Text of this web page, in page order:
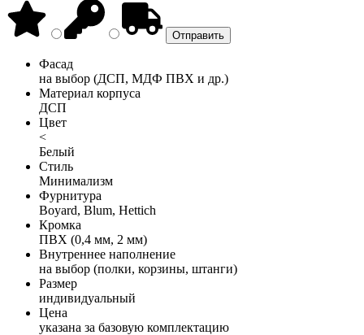
Фасад
на выбор (ДСП, МДФ ПВХ и др.)
Материал корпуса
ДСП
Цвет
<
Белый
Стиль
Минимализм
Фурнитура
Boyard, Blum, Hettich
Кромка
ПВХ (0,4 мм, 2 мм)
Внутреннее наполнение
на выбор (полки, корзины, штанги)
Размер
индивидуальный
Цена
указана за базовую комплектацию